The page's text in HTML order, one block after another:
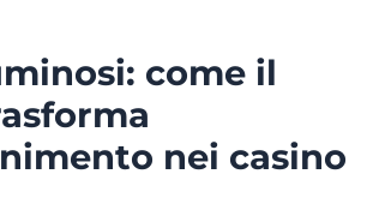
come il
nei casino